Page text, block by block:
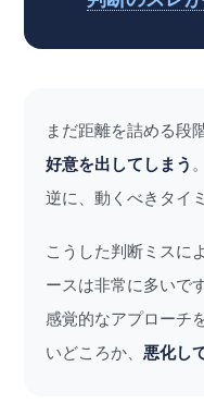
まだ距離を詰める段
好意を出してしまう 。
逆に、動くべきタイ
こうした判断ミスに
ースは非常に多いです
感覚的なアプローチ
いどころか、 悪化し